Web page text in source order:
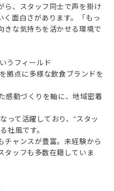
ら、スタッフ同士で声を掛け
く面白さがあります。「もっ
きな気持ちを活かせる環境で
うフィールド
拠点に多様な飲食ブランドを
感動づくりを軸に、地域密着
って活躍しており、“スタッ
社風です。
チャンスが豊富。未経験から
タッフも多数在籍していま